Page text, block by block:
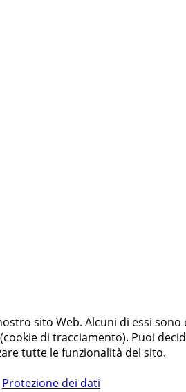
sito Web. Alcuni di essi
di tracciamento). Puoi
tutte le funzionalità del sito.
Protezione dei dati